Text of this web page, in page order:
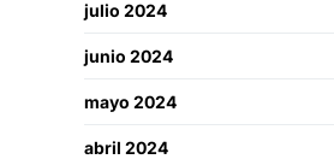
julio 2024
junio 2024
mayo 2024
abril 2024